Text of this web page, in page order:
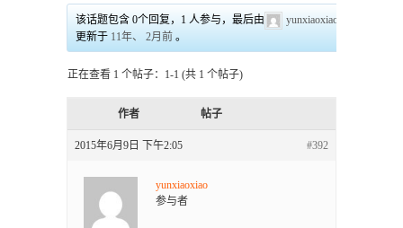
该话题包含 0个回复，1 人参与，最后由
yunxiaoxiao
更新于 11年、 2月前 。
正在查看 1 个帖子：1-1 (共 1 个帖子)
作者 帖子
2015年6月9日 下午2:05 #392
yunxiaoxiao
参与者